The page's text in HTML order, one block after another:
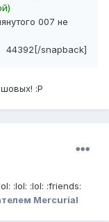
007 не
44392[/snapback]
:P
:lol: :lol: :friends:
Mercurial